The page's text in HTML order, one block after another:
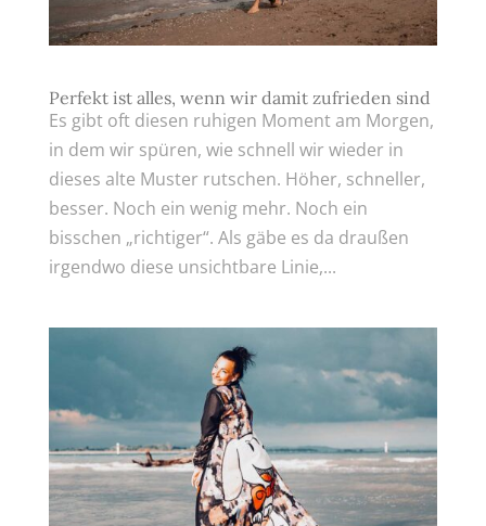
Perfekt ist alles, wenn wir damit zufrieden sind
Es gibt oft diesen ruhigen Moment am Morgen,
in dem wir spüren, wie schnell wir wieder in
dieses alte Muster rutschen. Höher, schneller,
besser. Noch ein wenig mehr. Noch ein
bisschen „richtiger“. Als gäbe es da draußen
irgendwo diese unsichtbare Linie,...